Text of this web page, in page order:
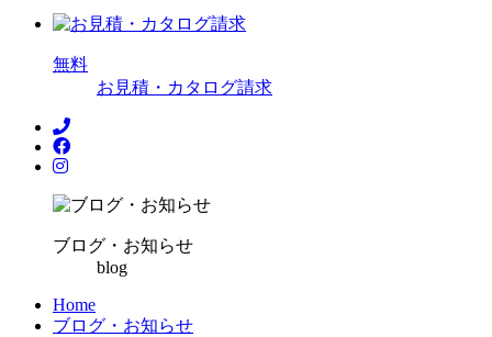
無料
お見積・カタログ請求
ブログ・お知らせ
blog
Home
ブログ・お知らせ